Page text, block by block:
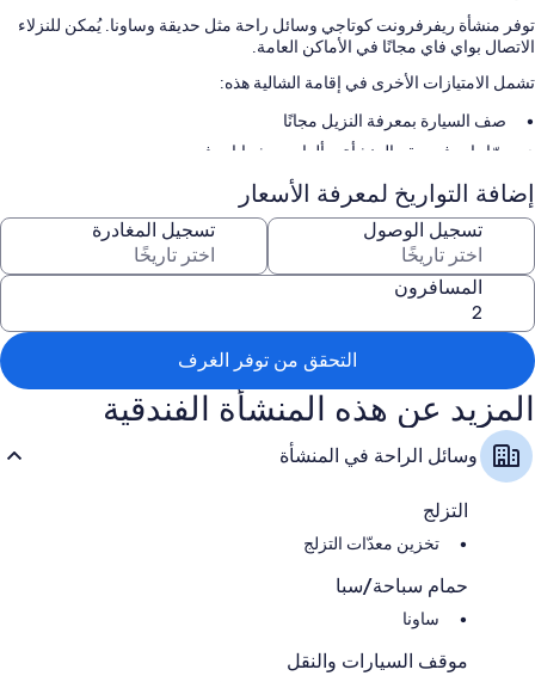
توفر منشأة ريفرفرونت كوتاجي وسائل راحة مثل حديقة وساونا. يُمكن للنزلاء
الاتصال بواي فاي مجانًا في الأماكن العامة.
تشمل الامتيازات الأخرى في إقامة الشالية هذه:
صف السيارة بمعرفة النزيل مجانًا
درّاجات في مقر المنشأة، وألعاب، وشوايات فحم
كُتُب وأثاث خارجي
إضافة التواريخ لمعرفة الأسعار
تسجيل الوصول تسجيل المغادرة
المسافرون
التحقق من توفر الغرف
المزيد عن هذه المنشأة الفندقية
وسائل الراحة في المنشأة
التزلج
تخزين معدّات التزلج
حمام سباحة/سبا
ساونا
موقف السيارات والنقل